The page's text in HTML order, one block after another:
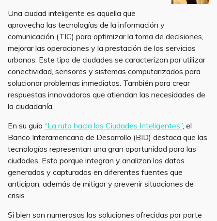
Una ciudad inteligente es aquella que
aprovecha las tecnologías de la información y
comunicación (TIC) para optimizar la toma de decisiones,
mejorar las operaciones y la prestación de los servicios
urbanos. Este tipo de ciudades se caracterizan por utilizar
conectividad, sensores y sistemas computarizados para
solucionar problemas inmediatos. También para crear
respuestas innovadoras que atiendan las necesidades de
la ciudadanía.
En su guía “La ruta hacia las Ciudades Inteligentes”, el
Banco Interamericano de Desarrollo (BID) destaca que las
tecnologías representan una gran oportunidad para las
ciudades. Esto porque integran y analizan los datos
generados y capturados en diferentes fuentes que
anticipan, además de mitigar y prevenir situaciones de
crisis.
Si bien son numerosas las soluciones ofrecidas por parte